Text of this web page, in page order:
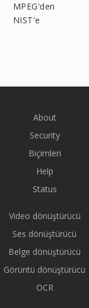
MPEG'den
NIST'e
About
Security
Biçimleri
Help
Status
Video dönüştürücü
Ses dönüştürücü
Belge dönüştürücü
Görüntü dönüştürücü
OCR